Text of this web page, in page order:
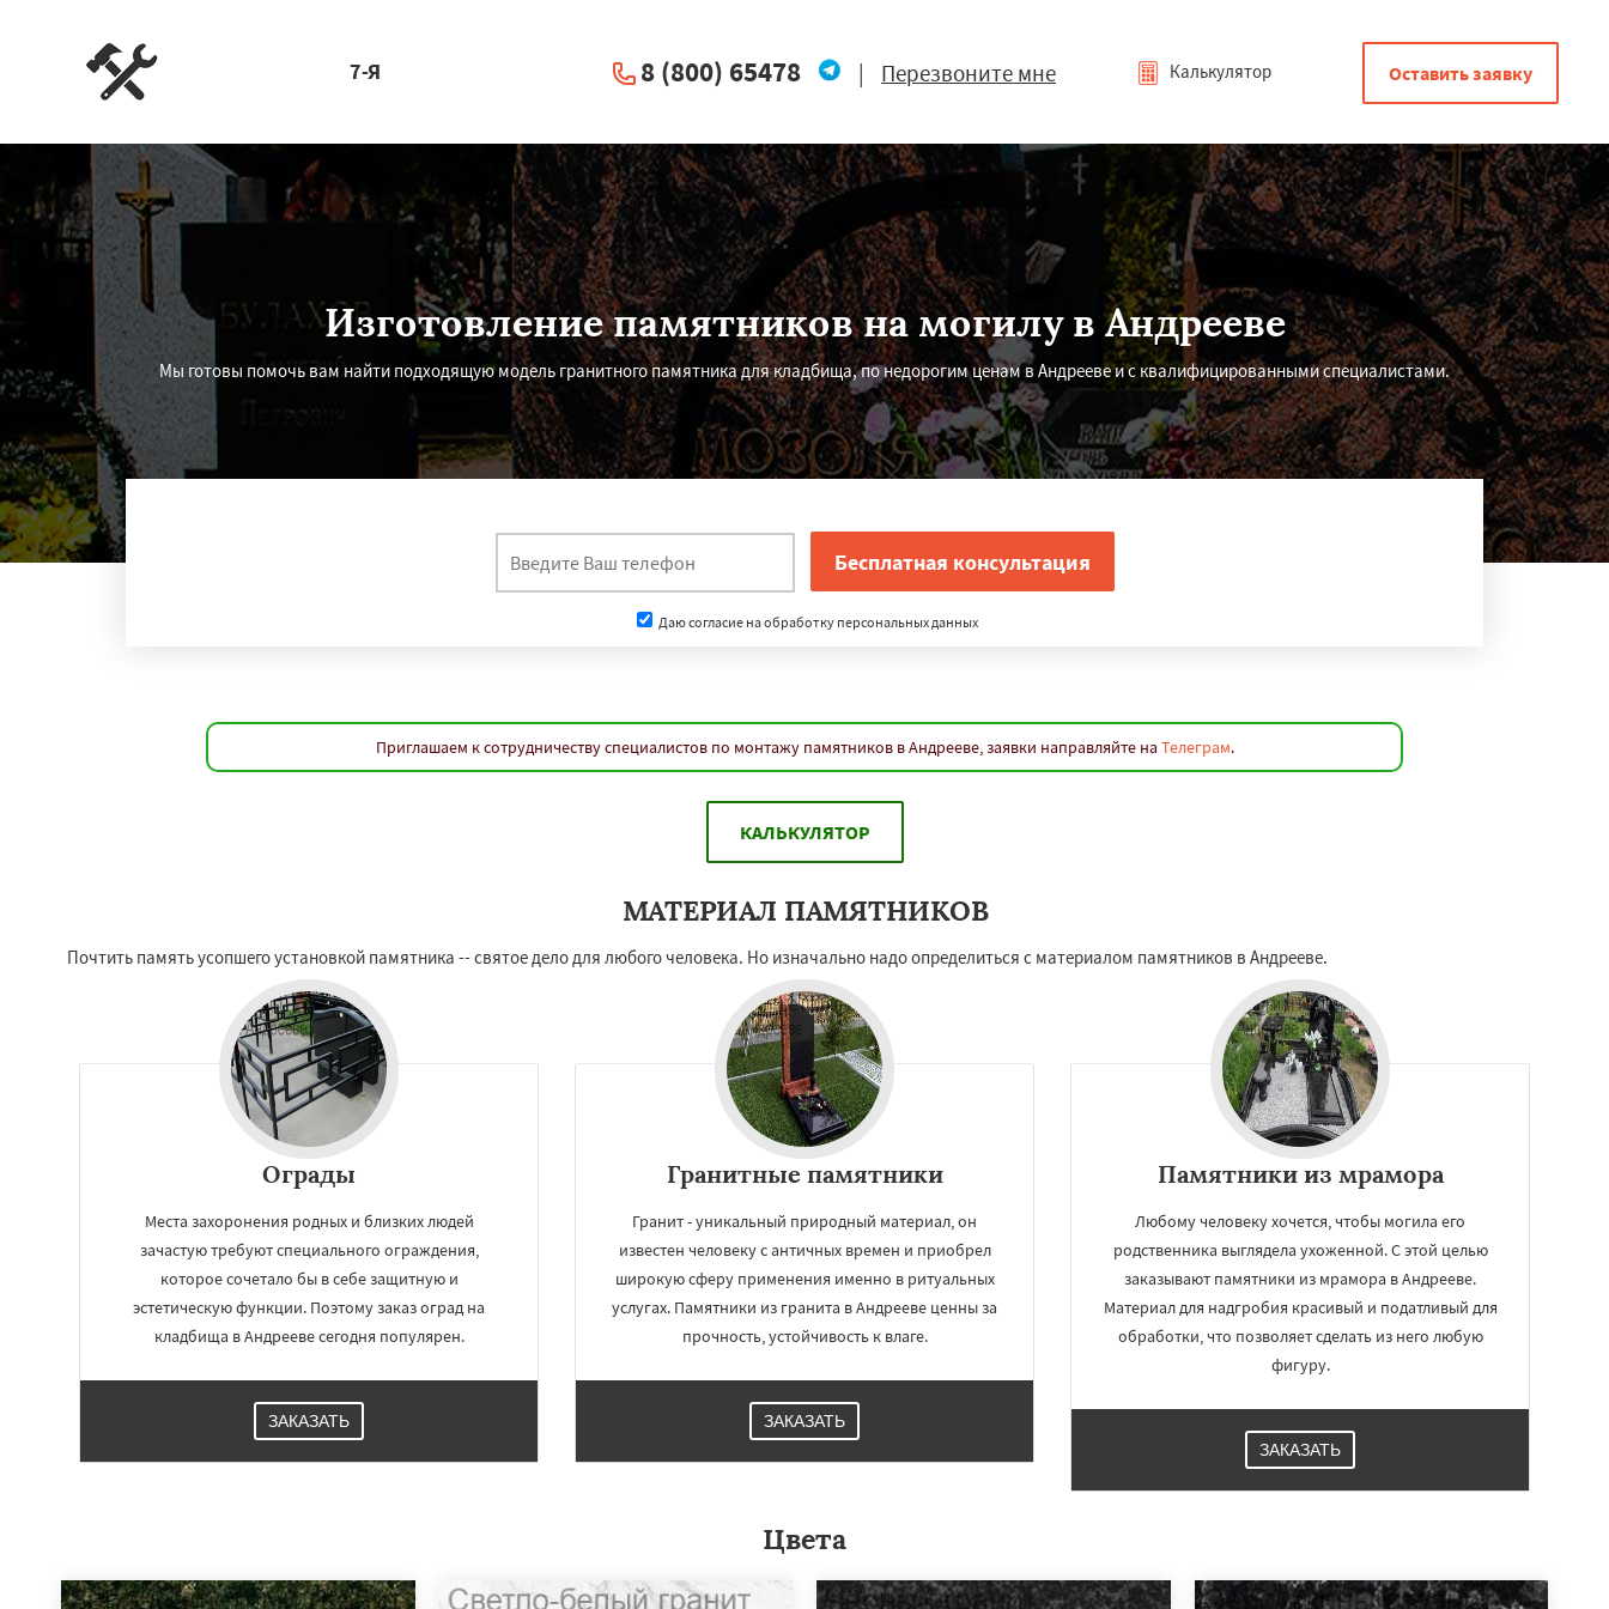
7-Я 8 (800) 65478 | Перезвоните мне Калькулятор Оставить заявку
Изготовление памятников на могилу в Андрееве
Мы готовы помочь вам найти подходящую модель гранитного памятника для кладбища, по недорогим ценам в Андрееве и с квалифицированными специалистами.
Даю согласие на обработку персональных данных
Приглашаем к сотрудничеству специалистов по монтажу памятников в Андрееве, заявки направляйте на Телеграм.
КАЛЬКУЛЯТОР
МАТЕРИАЛ ПАМЯТНИКОВ
Почтить память усопшего установкой памятника -- святое дело для любого человека. Но изначально надо определиться с материалом памятников в Андрееве.
Ограды
Места захоронения родных и близких людей
зачастую требуют специального ограждения,
которое сочетало бы в себе защитную и
эстетическую функции. Поэтому заказ оград на
кладбища в Андрееве сегодня популярен.
ЗАКАЗАТЬ
Гранитные памятники
Гранит - уникальный природный материал, он
известен человеку с античных времен и приобрел
широкую сферу применения именно в ритуальных
услугах. Памятники из гранита в Андрееве ценны за
прочность, устойчивость к влаге.
ЗАКАЗАТЬ
Памятники из мрамора
Любому человеку хочется, чтобы могила его
родственника выглядела ухоженной. С этой целью
заказывают памятники из мрамора в Андрееве.
Материал для надгробия красивый и податливый для
обработки, что позволяет сделать из него любую
фигуру.
ЗАКАЗАТЬ
Цвета